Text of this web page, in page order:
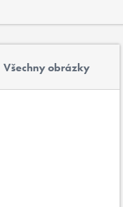
Všechny obrázky